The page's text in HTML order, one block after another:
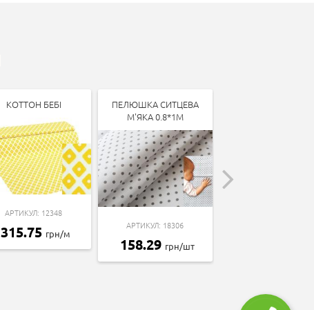
КОТТОН БЕБІ
АРТИКУЛ: 12348
315.75 грн/м
ПЕЛЮШКА СИТЦЕВА
М'ЯКА 0.8*1М
АРТИКУЛ: 18306
158.29 грн/шт